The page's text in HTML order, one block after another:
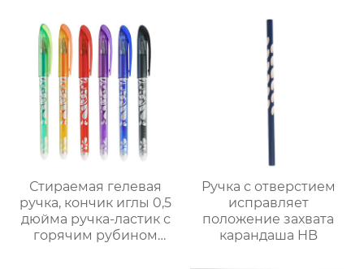
гидролитическая
ручка
Стираемая гелевая
ручка, кончик иглы 0,5
дюйма ручка-ластик с
горячим рубином
Ручка с отверстием
исправляет
положение захвата
карандаша HB